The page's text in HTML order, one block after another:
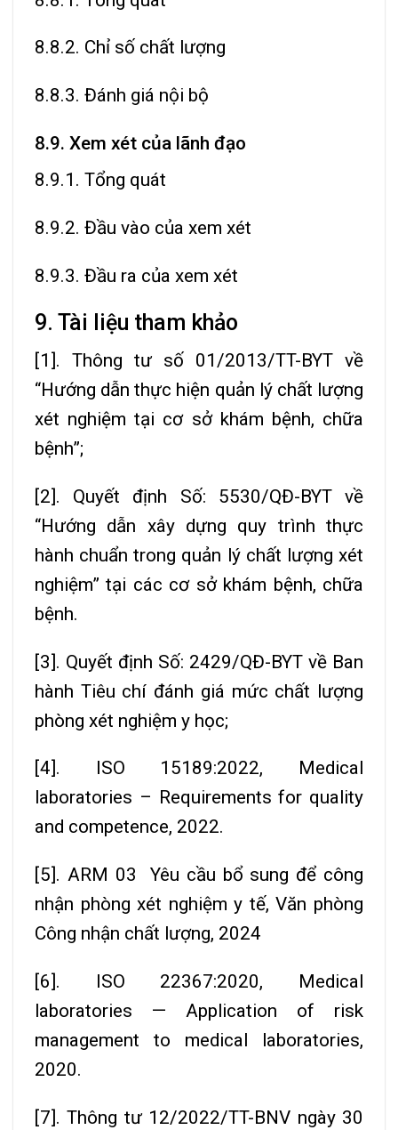
8.8.2. Chỉ số chất lượng
8.8.3. Đánh giá nội bộ
8.9. Xem xét của lãnh đạo
8.9.1. Tổng quát
8.9.2. Đầu vào của xem xét
8.9.3. Đầu ra của xem xét
9. Tài liệu tham khảo
[1]. Thông tư số 01/2013/TT-BYT về
“Hướng dẫn thực hiện quản lý chất lượng
xét nghiệm tại cơ sở khám bệnh, chữa
bệnh”;
[2]. Quyết định Số: 5530/QĐ-BYT về
“Hướng dẫn xây dựng quy trình thực
hành chuẩn trong quản lý chất lượng xét
nghiệm” tại các cơ sở khám bệnh, chữa
bệnh.
[3]. Quyết định Số: 2429/QĐ-BYT về Ban
hành Tiêu chí đánh giá mức chất lượng
phòng xét nghiệm y học;
[4]. ISO 15189:2022, Medical
laboratories – Requirements for quality
and competence, 2022.
[5]. ARM 03 Yêu cầu bổ sung để công
nhận phòng xét nghiệm y tế, Văn phòng
Công nhận chất lượng, 2024
[6]. ISO 22367:2020, Medical
laboratories — Application of risk
management to medical laboratories,
2020.
[7]. Thông tư 12/2022/TT-BNV ngày 30